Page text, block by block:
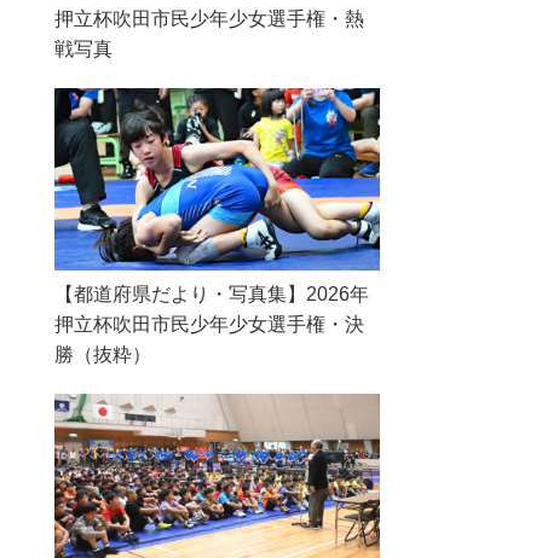
押立杯吹田市民少年少女選手権・熱
戦写真
【都道府県だより・写真集】2026年
押立杯吹田市民少年少女選手権・決
勝（抜粋）